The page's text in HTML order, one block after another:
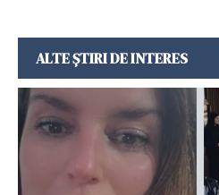
ALTE ȘTIRI DE INTERES